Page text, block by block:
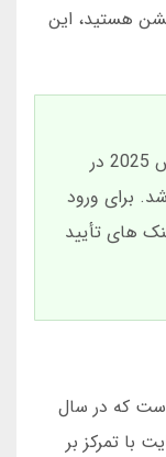
هستید، این
آخرین آدرس جدید هتریک بت در مارس 2025 در
برای ورود
های تأیید
که در سال
با تمرکز بر